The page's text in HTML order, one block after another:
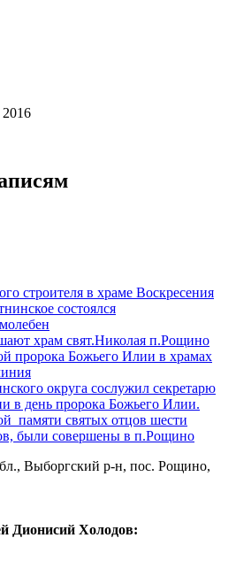
строителя в храме Воскресения
состоялся
храм свят.Николая п.Рощино
пророка Божьего Илии в храмах
округа сослужил секретарю
в день пророка Божьего Илии.
памяти святых отцов шести
были совершены в п.Рощино
Выборгский р-н, пос. Рощино,
Дионисий Холодов: